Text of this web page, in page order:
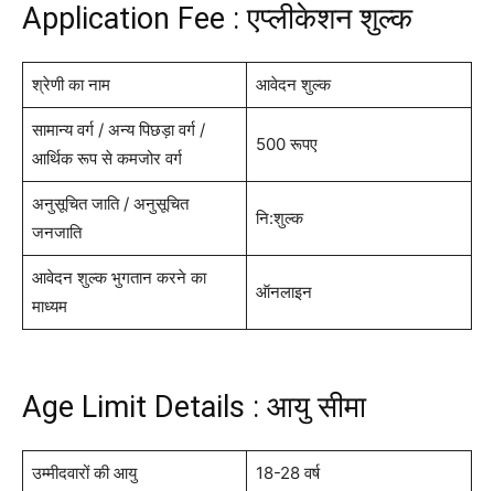
Application Fee : एप्लीकेशन शुल्क
श्रेणी का नाम आवेदन शुल्क
सामान्य वर्ग / अन्य पिछड़ा वर्ग /
आर्थिक रूप से कमजोर वर्ग
500 रूपए
अनुसूचित जाति / अनुसूचित
जनजाति
नि:शुल्क
आवेदन शुल्क भुगतान करने का
माध्यम
ऑनलाइन
Age Limit Details : आयु सीमा
उम्मीदवारों की आयु 18-28 वर्ष